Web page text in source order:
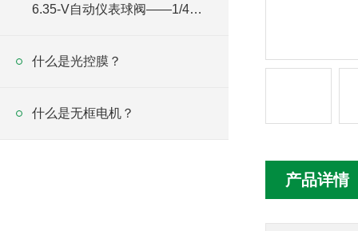
产品详情
6.35-V自动仪表球阀——1/4英
什么是光控膜？
什么是无框电机？